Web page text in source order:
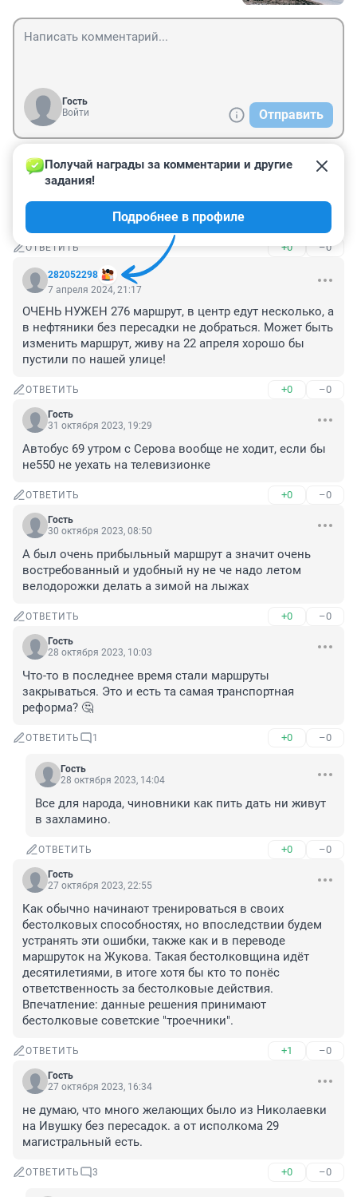
Гость
Войти
Отправить
Гость
4 мая 2024, 20:54
В департаменте транспорта вообще есть специалисты
мыслящие здраво и радеющие за город и горожан????
ОТВЕТИТЬ +0 –0
282052298
Получай награды за комментарии и другие
задания!
Подробнее в профиле
7 апреля 2024, 21:17
ОЧЕНЬ НУЖЕН 276 маршрут, в центр едут несколько, а
в нефтяники без пересадки не добраться. Может быть
изменить маршрут, живу на 22 апреля хорошо бы
пустили по нашей улице!
ОТВЕТИТЬ +0 –0
Гость
31 октября 2023, 19:29
Автобус 69 утром с Серова вообще не ходит, если бы
не550 не уехать на телевизионке
ОТВЕТИТЬ +0 –0
Гость
30 октября 2023, 08:50
А был очень прибыльный маршрут а значит очень
востребованный и удобный ну не че надо летом
велодорожки делать а зимой на лыжах
ОТВЕТИТЬ +0 –0
Гость
28 октября 2023, 10:03
Что-то в последнее время стали маршруты
закрываться. Это и есть та самая транспортная
реформа? 🤔
ОТВЕТИТЬ 1 +0 –0
Гость
28 октября 2023, 14:04
Все для народа, чиновники как пить дать ни живут
в захламино.
ОТВЕТИТЬ +0 –0
Гость
27 октября 2023, 22:55
Как обычно начинают тренироваться в своих
бестолковых способностях, но впоследствии будем
устранять эти ошибки, также как и в переводе
маршруток на Жукова. Такая бестолковщина идёт
десятилетиями, в итоге хотя бы кто то понёс
ответственность за бестолковые действия.
Впечатление: данные решения принимают
бестолковые советские "троечники".
ОТВЕТИТЬ +1 –0
Гость
27 октября 2023, 16:34
не думаю, что много желающих было из Николаевки
на Ивушку без пересадок. а от исполкома 29
магистральный есть.
ОТВЕТИТЬ 3 +0 –0